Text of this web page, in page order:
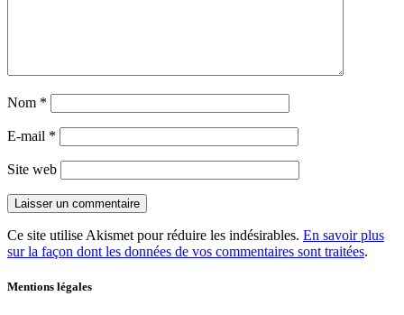
Nom *
E-mail *
Site web
Ce site utilise Akismet pour réduire les indésirables. En savoir plus
sur la façon dont les données de vos commentaires sont traitées.
Mentions légales